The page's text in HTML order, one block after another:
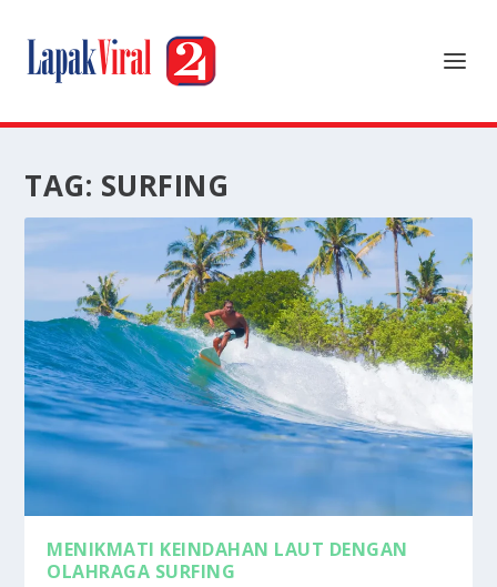
TAG: SURFING
MENIKMATI KEINDAHAN LAUT DENGAN
OLAHRAGA SURFING